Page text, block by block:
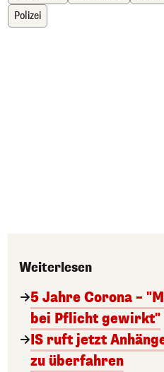
Polizei
Weiterlesen
5 Jahre Corona –
bei Pflicht gewirkt"
IS ruft jetzt
zu überfahren